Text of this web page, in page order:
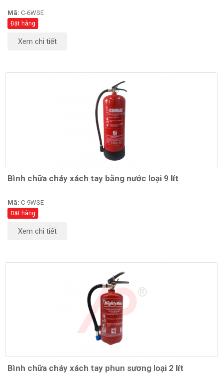
Mã: C-6WSE
Đặt hàng
Xem chi tiết
Bình chữa cháy xách tay bằng nước loại 9 lít
Mã: C-9WSE
Đặt hàng
Xem chi tiết
Bình chữa cháy xách tay phun sương loại 2 lít